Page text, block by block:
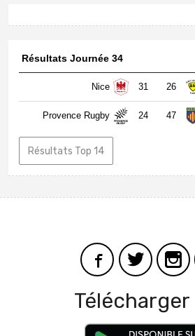
Résultats Journée 34
Nice 31 26
Provence Rugby 24 47
Résultats Top 14
Télécharger